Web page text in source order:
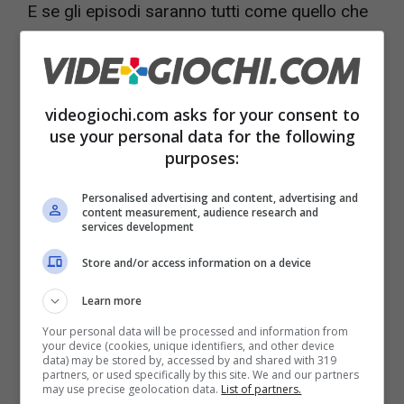
E se gli episodi saranno tutti come quello che
molto complicato. La storia, infatti,sembra
andare ancora più a rotoli rispetto a quanto
già visto negli episodi precedenti.
Perché se la sconvolgente rivelazione
avvenuta durante il matrimonio ha gettato tutti
nel panico, adesso siamo di fronte a qualcosa
particolare infatti si accanisce sui personaggi
più fragili.
Cominciamo con il primo momento
videogiochi.com asks for your consent to
use your personal data for the following
purposes:
Personalised advertising and content, advertising and
content measurement, audience research and
services development
Store and/or access information on a device
Learn more
Your personal data will be processed and information from
your device (cookies, unique identifiers, and other device
data) may be stored by, accessed by and shared with 319
partners, or used specifically by this site. We and our partners
may use precise geolocation data. List of partners.